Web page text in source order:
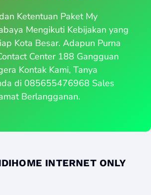
Ketentuan Paket My
Mengikuti Kebijakan yang
Kota Besar. Adapun Purna
Center 188 Gangguan
Kontak Kami, Tanya
di 085655476968 Sales
Berlangganan.
INTERNET ONLY